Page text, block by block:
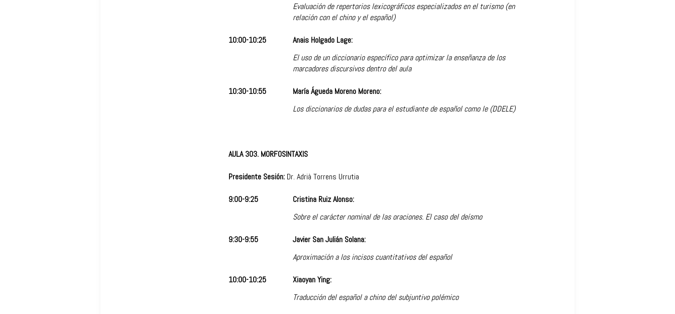
Evaluación de repertorios lexicográficos especializados en el turismo (en
relación con el chino y el español)
10:00-10:25
Anais Holgado Lage:
El uso de un diccionario específico para optimizar la enseñanza de los
marcadores discursivos dentro del aula
10:30-10:55
María Águeda Moreno Moreno:
Los diccionarios de dudas para el estudiante de español como le (DDELE)
AULA 303. MORFOSINTAXIS
Presidente Sesión: Dr. Adrià Torrens Urrutia
9:00-9:25
Cristina Ruiz Alonso:
Sobre el carácter nominal de las oraciones. El caso del deísmo
9:30-9:55
Javier San Julián Solana:
Aproximación a los incisos cuantitativos del español
10:00-10:25
Xiaoyan Ying:
Traducción del español a chino del subjuntivo polémico